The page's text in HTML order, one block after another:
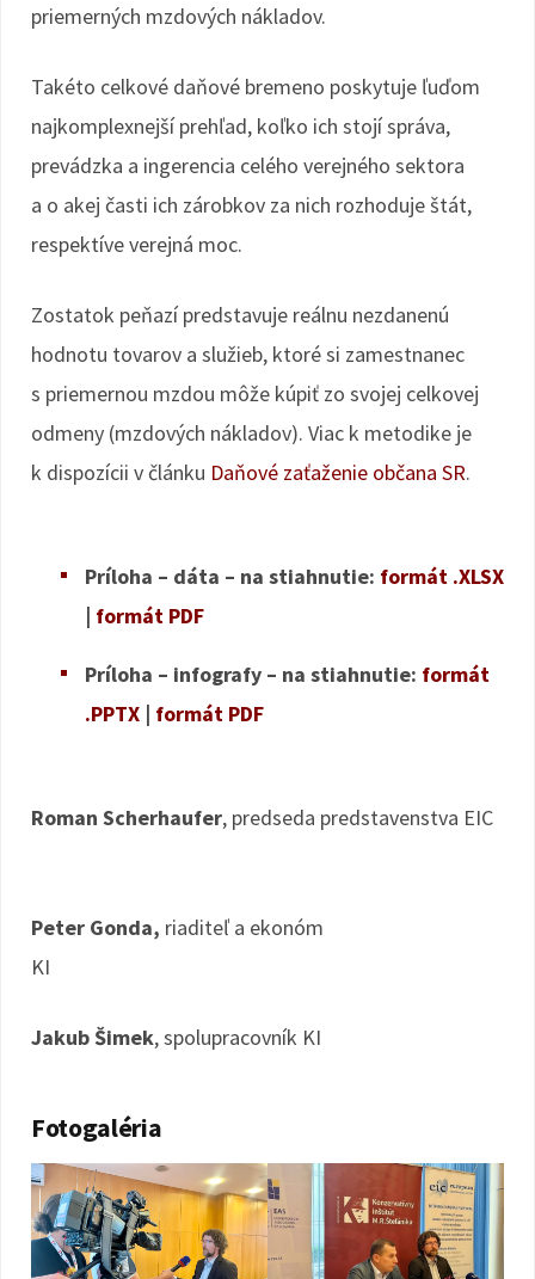
priemerných mzdových nákladov.
Takéto celkové daňové bremeno poskytuje ľuďom
najkomplexnejší prehľad, koľko ich stojí správa,
prevádzka a ingerencia celého verejného sektora
a o akej časti ich zárobkov za nich rozhoduje štát,
respektíve verejná moc.
Zostatok peňazí predstavuje reálnu nezdanenú
hodnotu tovarov a služieb, ktoré si zamestnanec
s priemernou mzdou môže kúpiť zo svojej celkovej
odmeny (mzdových nákladov). Viac k metodike je
k dispozícii v článku Daňové zaťaženie občana SR.
Príloha – dáta – na stiahnutie: formát .XLSX
| formát PDF
Príloha – infografy – na stiahnutie: formát
.PPTX | formát PDF
Roman Scherhaufer, predseda predstavenstva EIC
Peter Gonda, riaditeľ a ekonóm
KI
Jakub Šimek, spolupracovník KI
Fotogaléria